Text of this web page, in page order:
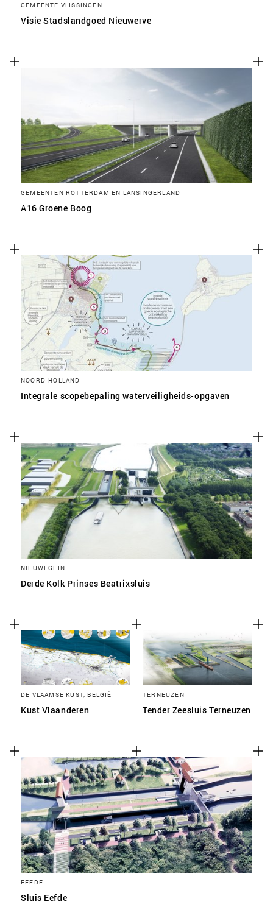
GEMEENTE VLISSINGEN
Visie Stadslandgoed Nieuwerve
GEMEENTEN ROTTERDAM EN LANSINGERLAND
A16 Groene Boog
NOORD-HOLLAND
Integrale scopebepaling waterveiligheids-opgaven
NIEUWEGEIN
Derde Kolk Prinses Beatrixsluis
DE VLAAMSE KUST, BELGIË
Kust Vlaanderen
TERNEUZEN
Tender Zeesluis Terneuzen
EEFDE
Sluis Eefde